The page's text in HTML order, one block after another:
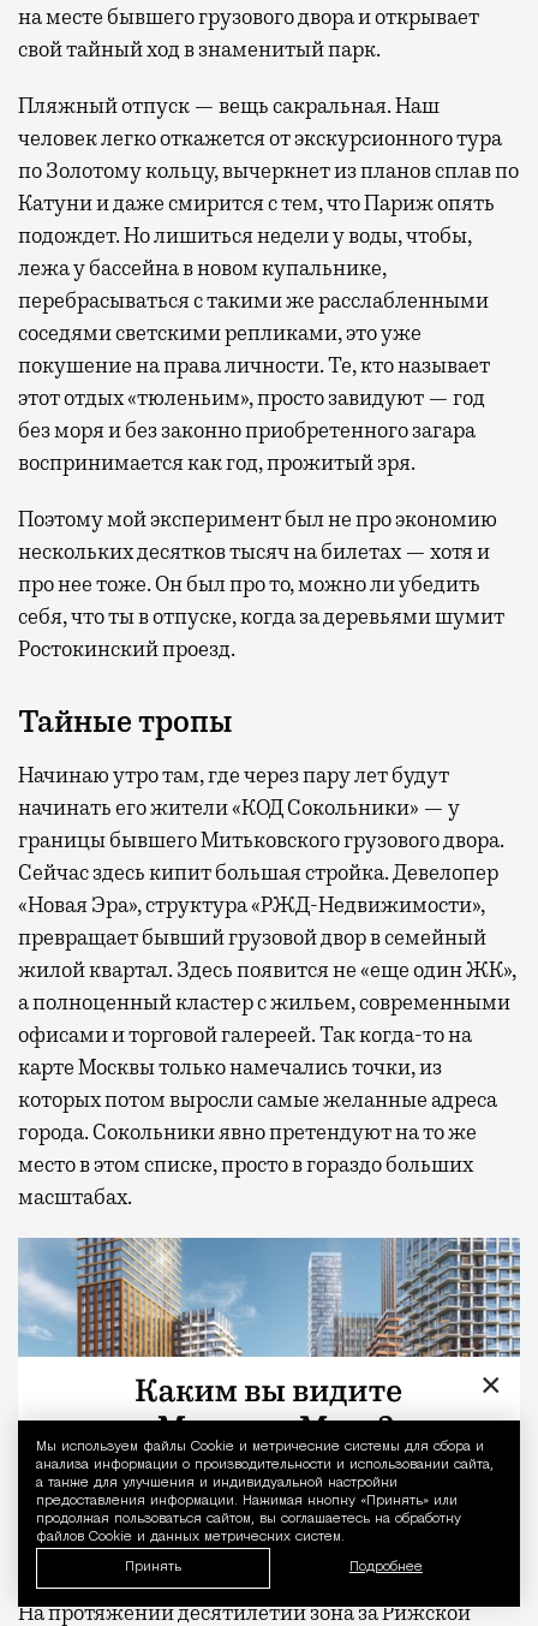
Уведомление
Мы используем файлы Сookie и метрические системы для сбора и
анализа информации о производительности и использовании сайта,
а также для улучшения и индивидуальной настройки
предоставления информации. Нажимая кнопку «Принять» или
продолжая пользоваться сайтом, вы соглашаетесь на обработку
файлов Cookie и данных метрических систем.
Принять Подробнее
на месте бывшего грузового двора и открывает
свой тайный ход в знаменитый парк.
Пляжный отпуск — вещь сакральная. Наш
человек легко откажется от экскурсионного тура
по Золотому кольцу, вычеркнет из планов сплав по
Катуни и даже смирится с тем, что Париж опять
подождет. Но лишиться недели у воды, чтобы,
лежа у бассейна в новом купальнике,
перебрасываться с такими же расслабленными
соседями светскими репликами, это уже
покушение на права личности. Те, кто называет
этот отдых «тюленьим», просто завидуют — год
без моря и без законно приобретенного загара
воспринимается как год, прожитый зря.
Поэтому мой эксперимент был не про экономию
нескольких десятков тысяч на билетах — хотя и
про нее тоже. Он был про то, можно ли убедить
себя, что ты в отпуске, когда за деревьями шумит
Ростокинский проезд.
Тайные тропы
Начинаю утро там, где через пару лет будут
начинать его жители «КОД Сокольники» — у
границы бывшего Митьковского грузового двора.
Сейчас здесь кипит большая стройка. Девелопер
«Новая Эра», структура «РЖД-Недвижимости»,
превращает бывший грузовой двор в семейный
жилой квартал. Здесь появится не «еще один ЖК»,
а полноценный кластер с жильем, современными
офисами и торговой галереей. Так когда-то на
карте Москвы только намечались точки, из
которых потом выросли самые желанные адреса
города. Сокольники явно претендуют на то же
место в этом списке, просто в гораздо больших
масштабах.
На протяжении десятилетий зона за Рижской
×